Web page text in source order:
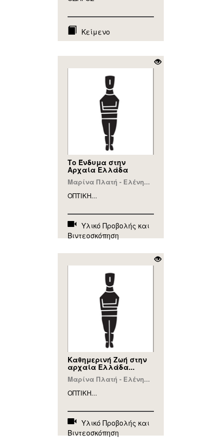
Κείμενο
Το Ένδυμα στην
Αρχαία Ελλάδα
Μαρίνα Πλατή - Ελένη...
ΟΠΤΙΚΗ...
Υλικό Προβολής και
Βιντεοσκόπηση
Καθημερινή Ζωή στην
αρχαία Ελλάδα...
Μαρίνα Πλατή - Ελένη...
ΟΠΤΙΚΗ...
Υλικό Προβολής και
Βιντεοσκόπηση